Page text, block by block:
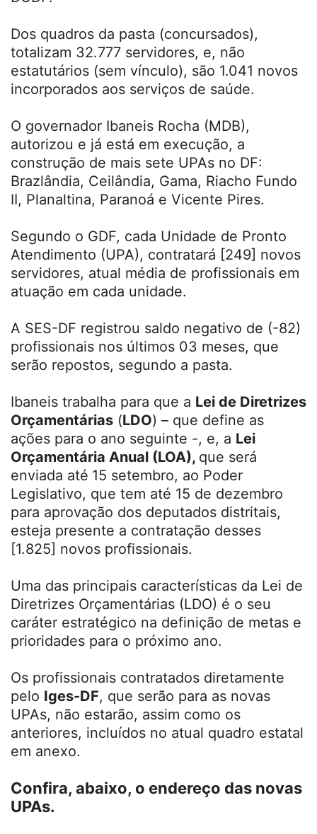
Dos quadros da pasta (concursados),
totalizam 32.777 servidores, e, não
estatutários (sem vínculo), são 1.041 novos
incorporados aos serviços de saúde.
O governador Ibaneis Rocha (MDB),
autorizou e já está em execução, a
construção de mais sete UPAs no DF:
Brazlândia, Ceilândia, Gama, Riacho Fundo
II, Planaltina, Paranoá e Vicente Pires.
Segundo o GDF, cada Unidade de Pronto
Atendimento (UPA), contratará [249] novos
servidores, atual média de profissionais em
atuação em cada unidade.
A SES-DF registrou saldo negativo de (-82)
profissionais nos últimos 03 meses, que
serão repostos, segundo a pasta.
Ibaneis trabalha para que a Lei de Diretrizes
Orçamentárias (LDO) – que define as
ações para o ano seguinte -, e, a Lei
Orçamentária Anual (LOA), que será
enviada até 15 setembro, ao Poder
Legislativo, que tem até 15 de dezembro
para aprovação dos deputados distritais,
esteja presente a contratação desses
[1.825] novos profissionais.
Uma das principais características da Lei de
Diretrizes Orçamentárias (LDO) é o seu
caráter estratégico na definição de metas e
prioridades para o próximo ano.
Os profissionais contratados diretamente
pelo Iges-DF, que serão para as novas
UPAs, não estarão, assim como os
anteriores, incluídos no atual quadro estatal
em anexo.
Confira, abaixo, o endereço das novas
UPAs.